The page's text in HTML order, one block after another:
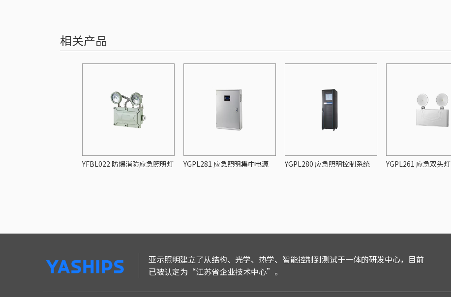
相关产品
YFBL022 防爆消防应急照明灯 YGPL281 应急照明集中电源 YGPL280 应急照明控制系统 YGPL261 应急双头灯
亚示照明建立了从结构、光学、热学、智能控制到测试于一体的研发中心，目前
已被认定为“江苏省企业技术中心”。